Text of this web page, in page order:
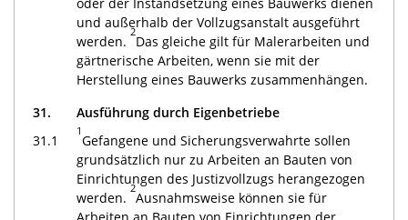
oder der Instandsetzung eines Bauwerks dienen
und außerhalb der Vollzugsanstalt ausgeführt
werden.
2
Das gleiche gilt für Malerarbeiten und
gärtnerische Arbeiten, wenn sie mit der
Herstellung eines Bauwerks zusammenhängen.
31.
Ausführung durch Eigenbetriebe
31.1
1
Gefangene und Sicherungsverwahrte sollen
grundsätzlich nur zu Arbeiten an Bauten von
Einrichtungen des Justizvollzugs herangezogen
werden.
2
Ausnahmsweise können sie für